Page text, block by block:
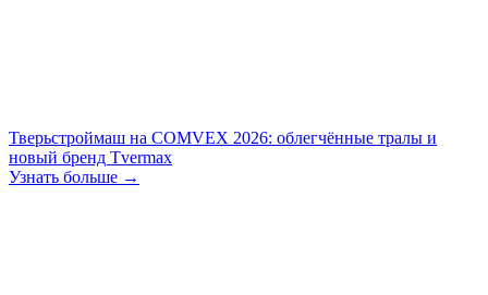
Тверьстроймаш на COMVEX 2026: облегчённые тралы и
новый бренд Tvermax
Узнать больше →